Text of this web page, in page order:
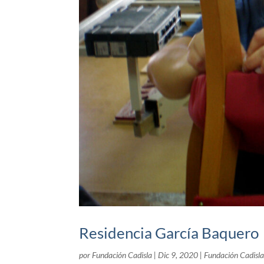
Residencia García Baquero
por Fundación Cadisla | Dic 9, 2020 | Fundación Cadisla